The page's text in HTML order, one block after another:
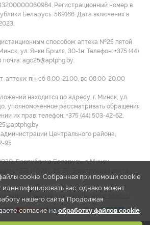
Регистрационный номер в
Беларусь: 569166. Дата включения в
способом: аптека №25 пятой
ул. Янки Брыля, 30-1н. Телефон: +375 (44)
agc25@aptphg.by.
аптеки: пн-сб 8.00-21.00, вс 08.00-20.00
находится по адресу: г. Минск, ул.
уполномоченное рассматривать обращения
их прав: телефон: +375 (44) 503-42-62,
Центрального района,
95
Республика Беларусь, г. Минск,
данных Политика cookies
файлы cookie. Собранная при помощи cookie
вас, однако может
нашего сайта. Продолжая
согласие наобработку файлов cookie.